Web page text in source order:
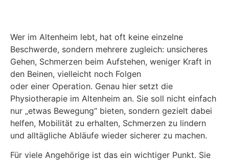
Wer im Altenheim lebt, hat oft keine einzelne
Beschwerde, sondern mehrere zugleich: unsicheres
Gehen, Schmerzen beim Aufstehen, weniger Kraft in
den Beinen, vielleicht noch Folgen
oder einer Operation. Genau hier setzt die
Physiotherapie im Altenheim an. Sie soll nicht einfach
nur „etwas Bewegung“ bieten, sondern gezielt dabei
helfen, Mobilität zu erhalten, Schmerzen zu lindern
und alltägliche Abläufe wieder sicherer zu machen.
Für viele Angehörige ist das ein wichtiger Punkt. Sie